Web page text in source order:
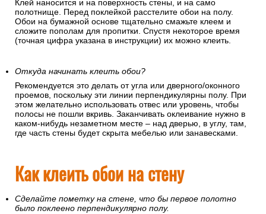
Клей наносится и на поверхность стены, и на само
полотнище. Перед поклейкой расстелите обои на полу.
Обои на бумажной основе тщательно смажьте клеем и
сложите пополам для пропитки. Спустя некоторое время
(точная цифра указана в инструкции) их можно клеить.
Откуда начинать клеить обои?
Рекомендуется это делать от угла или дверного/оконного
проемов, поскольку эти линии перпендикулярны полу. При
этом желательно использовать отвес или уровень, чтобы
полосы не пошли вкривь. Заканчивать оклеивание нужно в
каком-нибудь незаметном месте – над дверью, в углу, там,
где часть стены будет скрыта мебелью или занавесками.
Как клеить обои на стену
Сделайте пометку на стене, что бы первое полотно
было поклеено перпендикулярно полу.